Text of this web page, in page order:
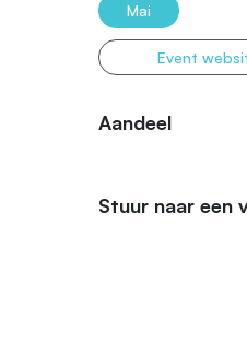
Mai
Event
Aandeel
Stuur naar een